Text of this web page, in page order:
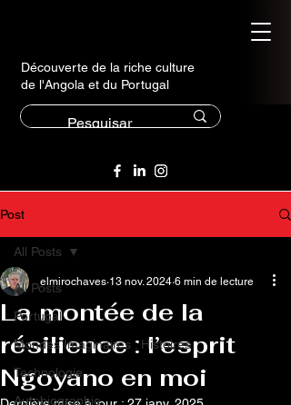
Découverte de la riche culture
de l'Angola et du Portugal
Post
All Posts
Portugal
Mondes Imaginaires : Histoires
Technologie
Autobiographie
All Posts
La montée de la
résilience : l’esprit
Ngoyano en moi
elmirochaves 13 nov. 2024 6 min de lecture